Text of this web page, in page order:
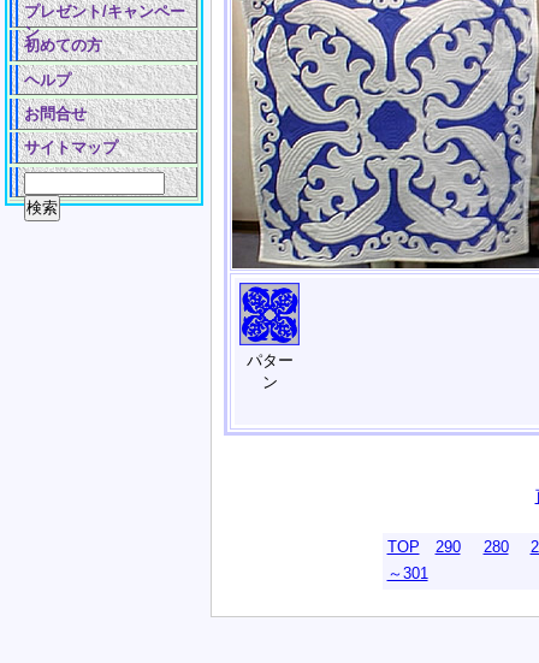
パター
ン
TOP 290 280
～301
プレゼント/キャンペー
ン
初めての方
ヘルプ
お問合せ
サイトマップ